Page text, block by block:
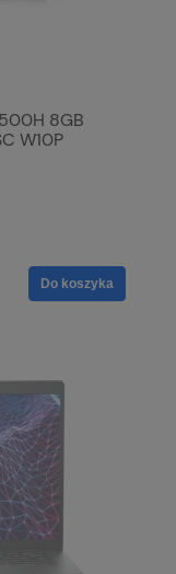
8GB
W10P
Do koszyka